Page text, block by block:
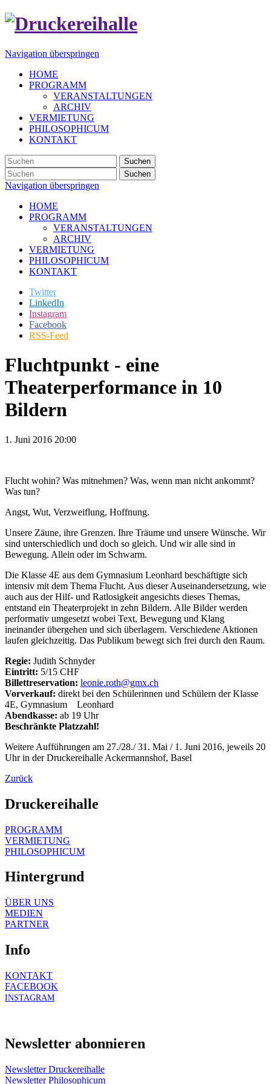
Navigation überspringen
HOME
PROGRAMM
VERANSTALTUNGEN
ARCHIV
VERMIETUNG
PHILOSOPHICUM
KONTAKT
Suchen
Suchen
Navigation überspringen
HOME
PROGRAMM
VERANSTALTUNGEN
ARCHIV
VERMIETUNG
PHILOSOPHICUM
KONTAKT
Twitter
LinkedIn
Instagram
Facebook
RSS-Feed
Fluchtpunkt - eine
Theaterperformance in 10
Bildern
1. Juni 2016 20:00
Flucht wohin? Was mitnehmen? Was, wenn man nicht ankommt?
Was tun?
Angst, Wut, Verzweiflung, Hoffnung.
Unsere Zäune, ihre Grenzen. Ihre Träume und unsere Wünsche. Wir
sind unterschiedlich und doch so gleich. Und wir alle sind in
Bewegung. Allein oder im Schwarm.
Die Klasse 4E aus dem Gymnasium Leonhard beschäftigte sich
intensiv mit dem Thema Flucht. Aus dieser Auseinandersetzung, wie
auch aus der Hilf- und Ratlosigkeit angesichts dieses Themas,
entstand ein Theaterprojekt in zehn Bildern. Alle Bilder werden
performativ umgesetzt wobei Text, Bewegung und Klang
ineinander übergehen und sich überlagern. Verschiedene Aktionen
laufen gleichzeitig. Das Publikum bewegt sich frei durch den Raum.
Regie: Judith Schnyder
Eintritt: 5/15 CHF
Billettreservation: leonie.roth@gmx.ch
Vorverkauf: direkt bei den Schülerinnen und Schülern der Klasse
4E, Gymnasium Leonhard
Abendkasse: ab 19 Uhr
Beschränkte Platzzahl!
Weitere Aufführungen am 27./28./ 31. Mai / 1. Juni 2016, jeweils 20
Uhr in der Druckereihalle Ackermannshof, Basel
Zurück
Druckereihalle
PROGRAMM
VERMIETUNG
PHILOSOPHICUM
Hintergrund
ÜBER UNS
MEDIEN
PARTNER
Info
KONTAKT
FACEBOOK
INSTAGRAM
Newsletter abonnieren
Newsletter Druckereihalle
Newsletter Philosophicum